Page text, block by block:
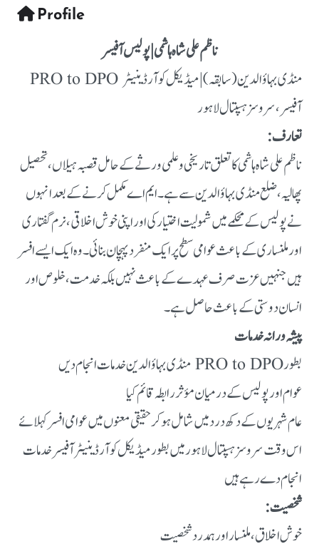
Profile
ناظم علی شاہ ہاشمی | پولیس آفیسر
PRO to DPO منڈی بہاؤالدین (سابقہ) | میڈیکل کوآرڈینیٹر
آفیسر، سروسز ہسپتال لاہور
تعارف:
ناظم علی شاہ ہاشمی کا تعلق تاریخی و علمی ورثے کے حامل قصبہ ہیلاں، تحصیل
پھالیہ، ضلع منڈی بہاؤالدین سے ہے۔ ایم اے مکمل کرنے کے بعد انہوں
نے پولیس کے محکمے میں شمولیت اختیار کی اور اپنی خوش اخلاقی، نرم گفتاری
اور ملنساری کے باعث عوامی سطح پر ایک منفرد پہچان بنائی۔ وہ ایک ایسے افسر
ہیں جنہیں عزت صرف عہدے کے باعث نہیں بلکہ خدمت، خلوص اور
انسان دوستی کے باعث حاصل ہے۔
پیشہ ورانہ خدمات
بطور PRO to DPO منڈی بہاؤالدین خدمات انجام دیں
عوام اور پولیس کے درمیان مؤثر رابطہ قائم کیا
عام شہریوں کے دکھ درد میں شامل ہو کر حقیقی معنوں میں عوامی افسر کہلائے
اس وقت سروسز ہسپتال لاہور میں بطور میڈیکل کوآرڈینیٹر آفیسر خدمات
انجام دے رہے ہیں
شخصیت:
خوش اخلاق، ملنسار اور ہمدرد شخصیت